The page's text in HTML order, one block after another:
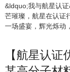
&ldquo;我与航星认
芒璀璨，航星在认证
一场盛宴，辉光烁动
【航星认证